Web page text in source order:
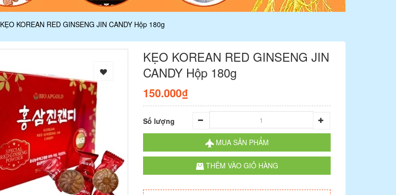
KẸO KOREAN RED GINSENG JIN CANDY Hộp 180g
KẸO KOREAN RED GINSENG JIN
CANDY Hộp 180g
150.000₫
Số lượng
MUA SẢN PHẨM
THÊM VÀO GIỎ HÀNG